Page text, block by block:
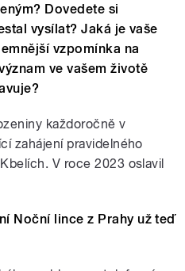
Dovedete si
vysílat? Jaká je vaše
vzpomínka na
ve vašem životě
každoročně v
zahájení pravidelného
V roce 2023 oslavil
Noční lince z Prahy už teď